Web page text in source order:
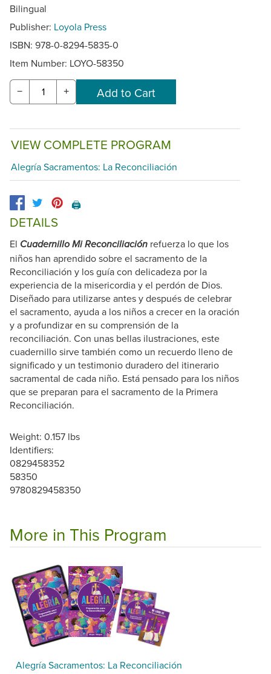
Bilingual
Publisher: Loyola Press
ISBN: 978-0-8294-5835-0
Item Number: LOYO-58350
− +
VIEW COMPLETE PROGRAM
Alegría Sacramentos: La Reconciliación
🖨️
DETAILS
El Cuadernillo Mi Reconciliación refuerza lo que los
niños han aprendido sobre el sacramento de la
Reconciliación y los guía con delicadeza por la
experiencia de la misericordia y el perdón de Dios.
Diseñado para utilizarse antes y después de celebrar
el sacramento, ayuda a los niños a crecer en la oración
y a profundizar en su comprensión de la
reconciliación. Con unas bellas ilustraciones, este
cuadernillo sirve también como un recuerdo lleno de
significado y un testimonio duradero del itinerario
sacramental de cada niño. Está pensado para los niños
que se preparan para el sacramento de la Primera
Reconciliación.
Weight: 0.157 lbs
Identifiers:
0829458352
58350
9780829458350
More in This Program
Alegría Sacramentos: La Reconciliación